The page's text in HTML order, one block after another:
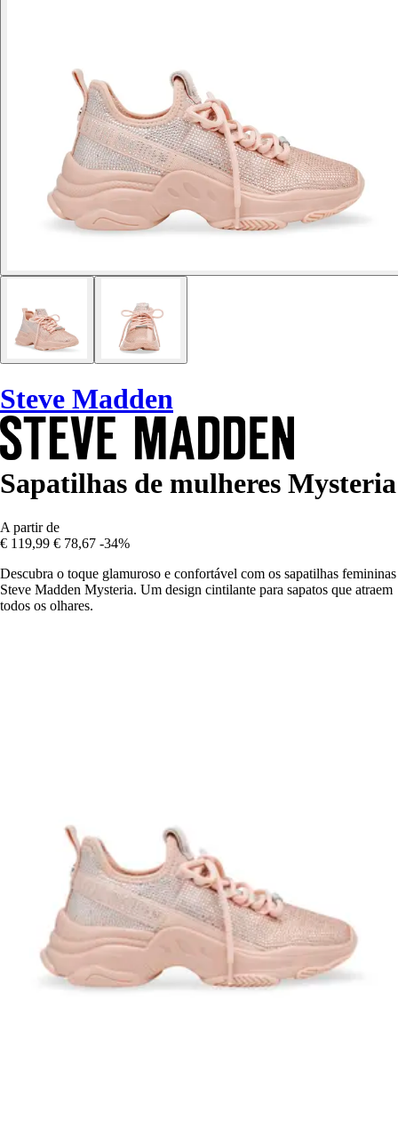
Steve Madden
Sapatilhas de mulheres Mysteria
A partir de
€ 119,99 € 78,67 -34%
Descubra o toque glamuroso e confortável com os sapatilhas femininas
Steve Madden Mysteria. Um design cintilante para sapatos que atraem
todos os olhares.